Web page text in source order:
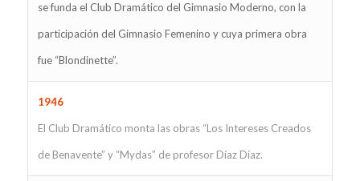
se funda el Club Dramático del Gimnasio Moderno, con la
participación del Gimnasio Femenino y cuya primera obra
fue “Blondinette”.
1946
El Club Dramático monta las obras “Los Intereses Creados
de Benavente” y “Mydas” de profesor Díaz Díaz.